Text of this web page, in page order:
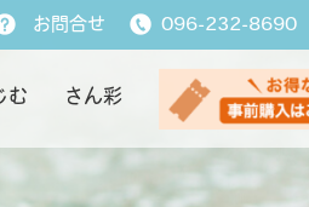
お問合せ 096-232-8690
む さん彩